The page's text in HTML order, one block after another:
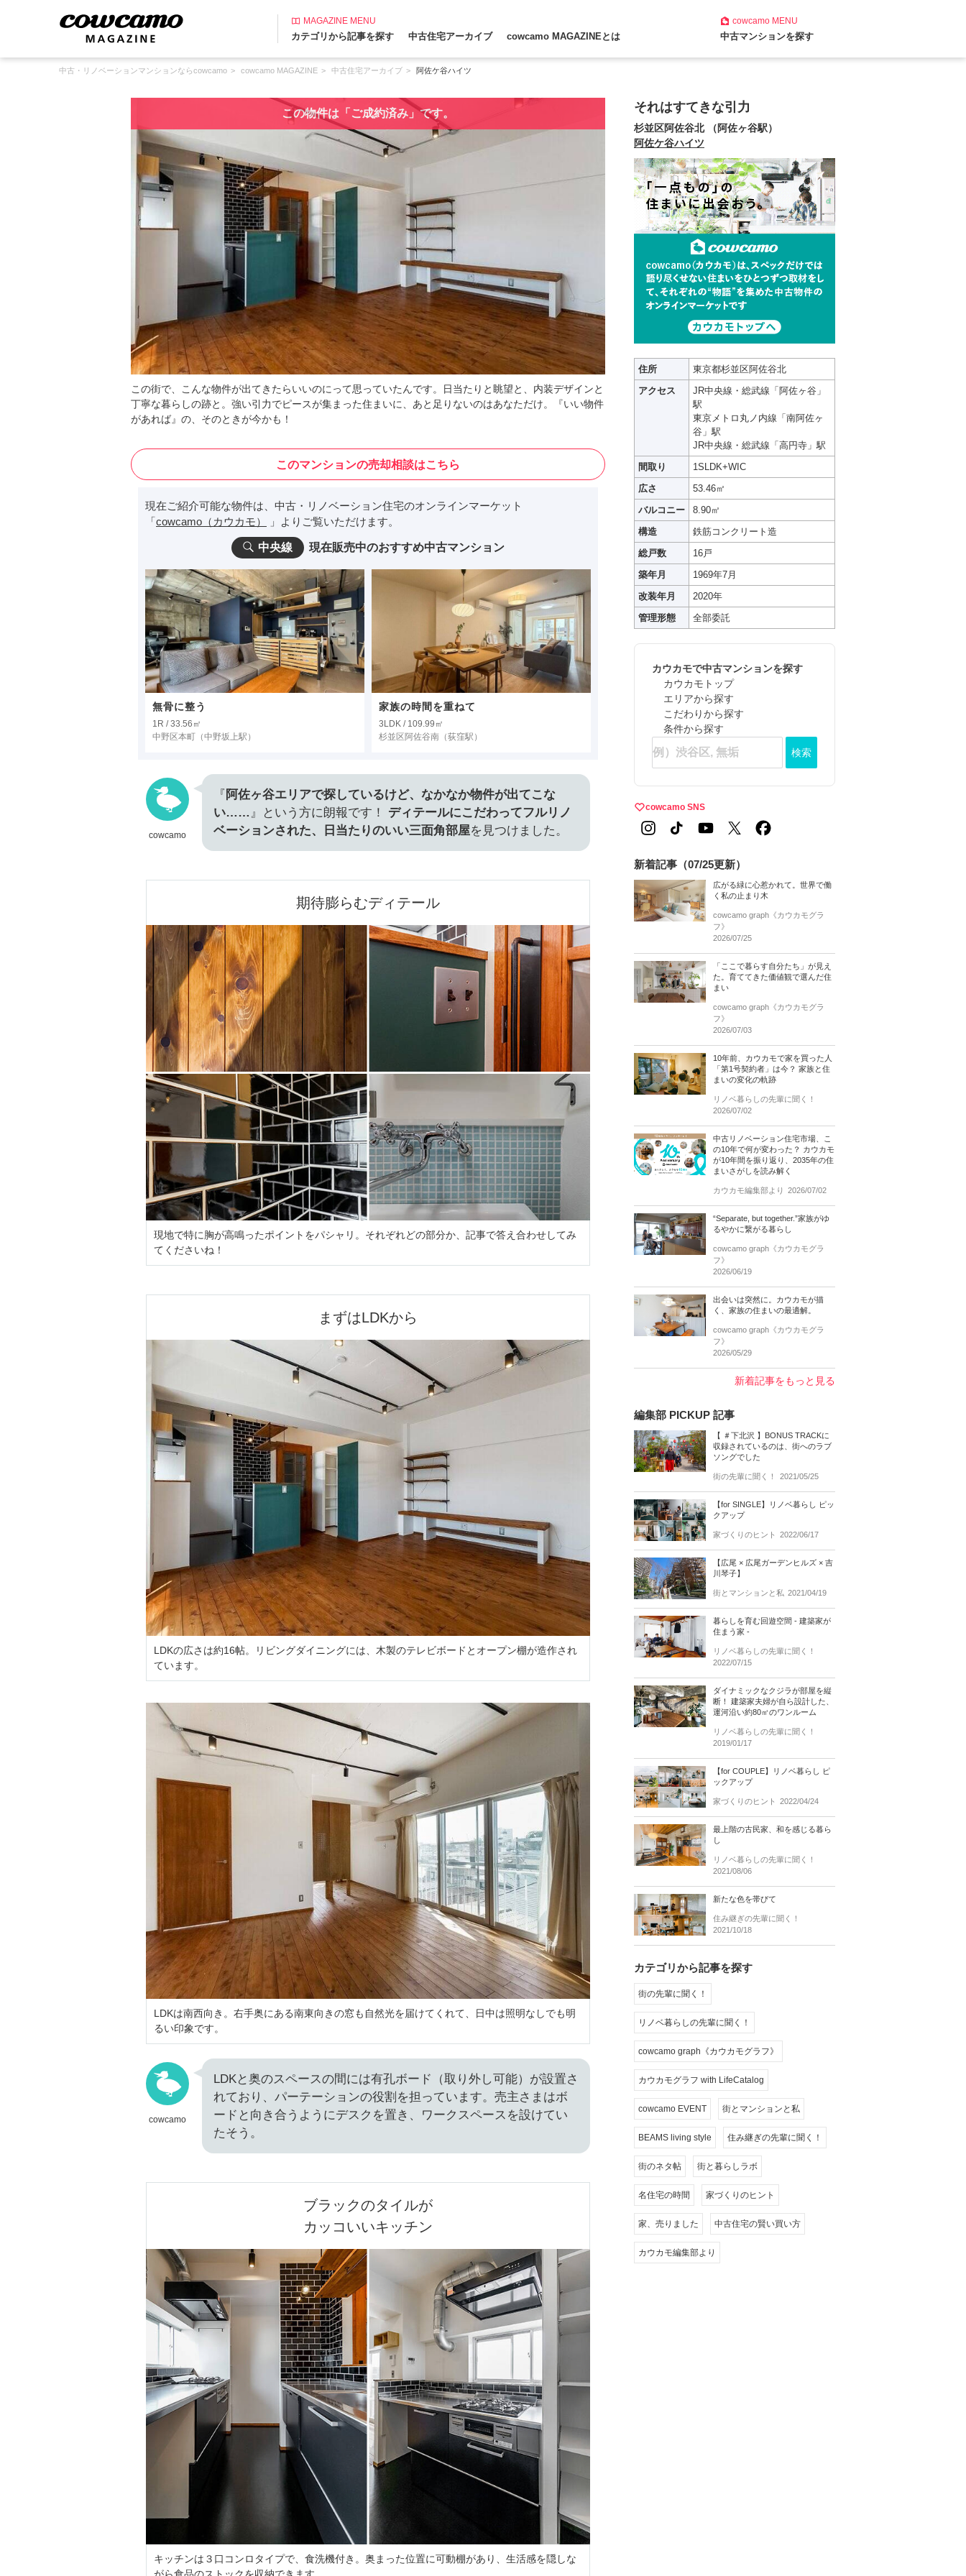
MAGAZINE MENU
カテゴリから記事を探す 中古住宅アーカイブ cowcamo MAGAZINEとは
cowcamoMENU
中古マンションを探す
中古・リノベーションマンションならcowcamo cowcamo MAGAZINE 中古住宅アーカイブ 阿佐ケ谷ハイツ
この物件は「ご成約済み」です。
この街で、こんな物件が出てきたらいいのにって思っていたんです。日当たりと眺望と、内装デザインと
丁寧な暮らしの跡と。強い引力でピースが集まった住まいに、あと足りないのはあなただけ。『いい物件
があれば』の、そのときが今かも！
このマンションの売却相談はこちら
現在ご紹介可能な物件は、中古・リノベーション住宅のオンラインマーケット
「cowcamo（カウカモ） 」よりご覧いただけます。
中央線 現在販売中のおすすめ中古マンション
無骨に整う
1R / 33.56㎡
中野区本町 （中野坂上駅）
家族の時間を重ねて
3LDK / 109.99㎡
杉並区阿佐谷南 （荻窪駅）
cowcamo
『 阿佐ヶ谷エリアで探しているけど、なかなか物件が出てこな
い…… 』という方に朗報です！ ディテールにこだわってフルリノ
ベーションされた、日当たりのいい三面角部屋を見つけました。
期待膨らむディテール
現地で特に胸が高鳴ったポイントをパシャリ。それぞれどの部分か、記事で答え合わせしてみ
てくださいね！
まずはLDKから
LDKの広さは約16帖。リビングダイニングには、木製のテレビボードとオープン棚が造作され
ています。
LDKは南西向き。右手奥にある南東向きの窓も自然光を届けてくれて、日中は照明なしでも明
るい印象です。
cowcamo
LDKと奥のスペースの間には有孔ボード（取り外し可能）が設置さ
れており、パーテーションの役割を担っています。売主さまはボ
ードと向き合うようにデスクを置き、ワークスペースを設けてい
たそう。
ブラックのタイルが
カッコいいキッチン
キッチンは３口コンロタイプで、食洗機付き。奥まった位置に可動棚があり、生活感を隠しな
がら食品のストックを収納できます。
それはすてきな引力
杉並区阿佐谷北 （阿佐ヶ谷駅）
阿佐ケ谷ハイツ
住所
東京都杉並区阿佐谷北
アクセス
JR中央線・総武線「阿佐ヶ谷」
駅
東京メトロ丸ノ内線「南阿佐ヶ
谷」駅
JR中央線・総武線「高円寺」駅
間取り
1SLDK+WIC
広さ
53.46㎡
バルコニー
8.90㎡
構造
鉄筋コンクリート造
総戸数
16戸
築年月
1969年7月
改装年月
2020年
管理形態
全部委託
カウカモで中古マンションを探す
カウカモトップ
エリアから探す
こだわりから探す
条件から探す
検索
cowcamo SNS
新着記事（07/25更新）
広がる緑に心惹かれて。世界で働
く私の止まり木
cowcamo graph《カウカモグラ
フ》
2026/07/25
「ここで暮らす自分たち」が見え
た。育ててきた価値観で選んだ住
まい
cowcamo graph《カウカモグラ
フ》
2026/07/03
10年前、カウカモで家を買った人
「第1号契約者」は今？ 家族と住
まいの変化の軌跡
リノベ暮らしの先輩に聞く！
2026/07/02
中古リノベーション住宅市場、こ
の10年で何が変わった？ カウカモ
が10年間を振り返り、2035年の住
まいさがしを読み解く
カウカモ編集部より 2026/07/02
“Separate, but together.”家族がゆ
るやかに繋がる暮らし
cowcamo graph《カウカモグラ
フ》
2026/06/19
出会いは突然に。カウカモが描
く、家族の住まいの最適解。
cowcamo graph《カウカモグラ
フ》
2026/05/29
新着記事をもっと見る
編集部 PICKUP 記事
【 ＃下北沢 】BONUS TRACKに
収録されているのは、街へのラブ
ソングでした
街の先輩に聞く！ 2021/05/25
【for SINGLE】リノベ暮らし ピッ
クアップ
家づくりのヒント 2022/06/17
【広尾 × 広尾ガーデンヒルズ × 吉
川琴子】
街とマンションと私 2021/04/19
暮らしを育む回遊空間 - 建築家が
住まう家 -
リノベ暮らしの先輩に聞く！
2022/07/15
ダイナミックなクジラが部屋を縦
断！ 建築家夫婦が自ら設計した、
運河沿い約80㎡のワンルーム
リノベ暮らしの先輩に聞く！
2019/01/17
【for COUPLE】リノベ暮らし ピ
ックアップ
家づくりのヒント 2022/04/24
最上階の古民家、和を感じる暮ら
し
リノベ暮らしの先輩に聞く！
2021/08/06
新たな色を帯びて
住み継ぎの先輩に聞く！
2021/10/18
カテゴリから記事を探す
街の先輩に聞く！
リノベ暮らしの先輩に聞く！
cowcamo graph《カウカモグラフ》
カウカモグラフ with LifeCatalog
cowcamo EVENT 街とマンションと私
BEAMS living style 住み継ぎの先輩に聞く！
街のネタ帖 街と暮らしラボ
名住宅の時間 家づくりのヒント
家、売りました 中古住宅の賢い買い方
カウカモ編集部より